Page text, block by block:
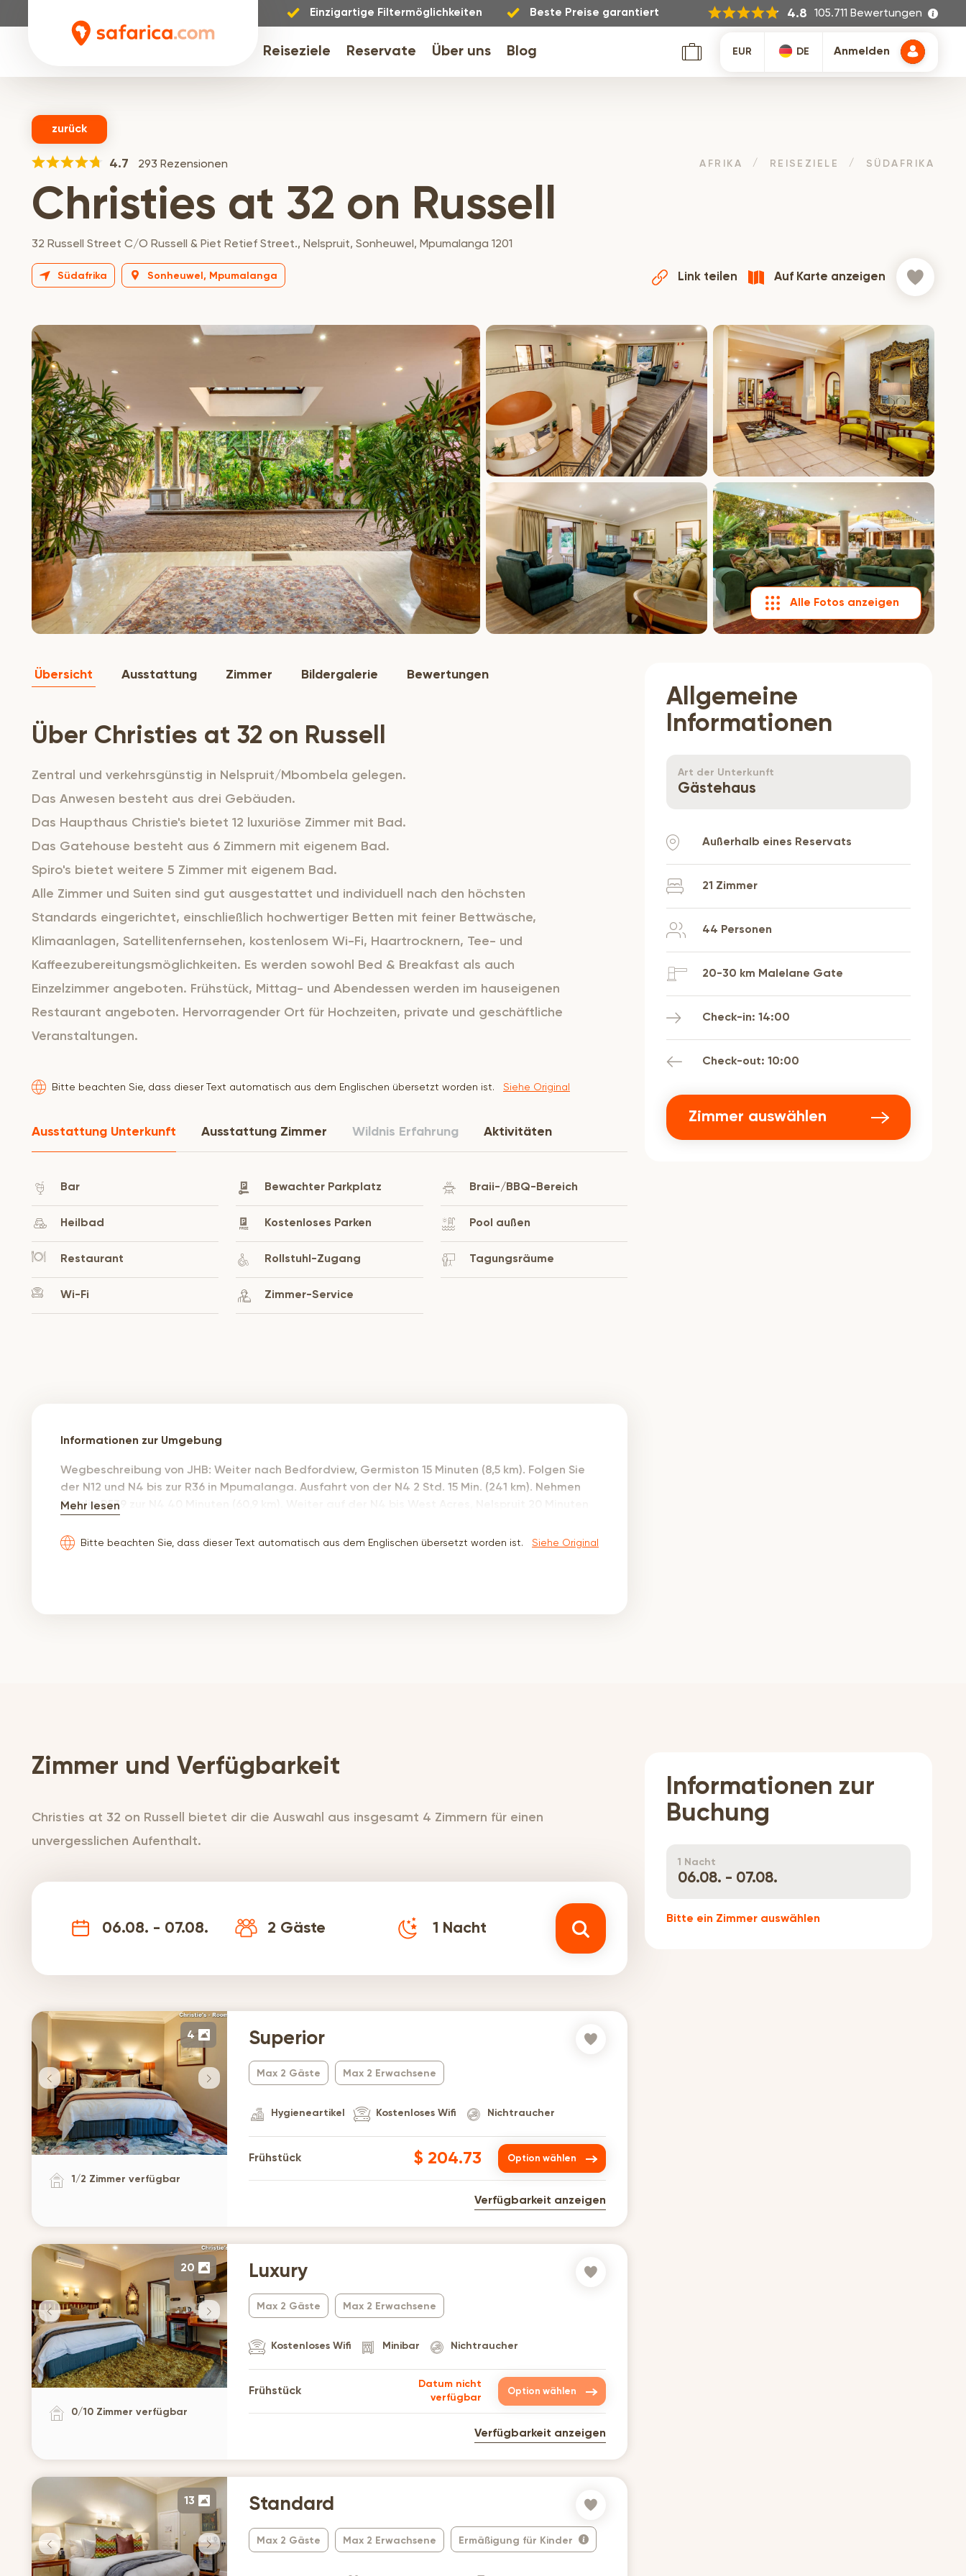
Einzigartige Filtermöglichkeiten Beste Preise garantiert 4.8 105.711 Bewertungen
Reiseziele Reservate Über uns Blog EUR DE Anmelden
zurück
4.7 293 Rezensionen AFRIKA REISEZIELE SÜDAFRIKA
Christies at 32 on Russell
32 Russell Street C/O Russell & Piet Retief Street., Nelspruit, Sonheuwel, Mpumalanga 1201
Südafrika Sonheuwel, Mpumalanga Link teilen Auf Karte anzeigen
Alle Fotos anzeigen
Übersicht Ausstattung Zimmer Bildergalerie Bewertungen
Über Christies at 32 on Russell
Zentral und verkehrsgünstig in Nelspruit/Mbombela gelegen.
Das Anwesen besteht aus drei Gebäuden.
Das Haupthaus Christie's bietet 12 luxuriöse Zimmer mit Bad.
Das Gatehouse besteht aus 6 Zimmern mit eigenem Bad.
Spiro's bietet weitere 5 Zimmer mit eigenem Bad.
Alle Zimmer und Suiten sind gut ausgestattet und individuell nach den höchsten
Standards eingerichtet, einschließlich hochwertiger Betten mit feiner Bettwäsche,
Klimaanlagen, Satellitenfernsehen, kostenlosem Wi-Fi, Haartrocknern, Tee- und
Kaffeezubereitungsmöglichkeiten. Es werden sowohl Bed & Breakfast als auch
Einzelzimmer angeboten. Frühstück, Mittag- und Abendessen werden im hauseigenen
Restaurant angeboten. Hervorragender Ort für Hochzeiten, private und geschäftliche
Veranstaltungen.
Bitte beachten Sie, dass dieser Text automatisch aus dem Englischen übersetzt worden ist. Siehe Original
Ausstattung Unterkunft Ausstattung Zimmer Wildnis Erfahrung Aktivitäten
Bar Bewachter Parkplatz Braii-/BBQ-Bereich
Heilbad Kostenloses Parken Pool außen
Restaurant Rollstuhl-Zugang Tagungsräume
Wi-Fi Zimmer-Service
Informationen zur Umgebung
Wegbeschreibung von JHB: Weiter nach Bedfordview, Germiston 15 Minuten (8,5 km). Folgen Sie
der N12 und N4 bis zur R36 in Mpumalanga. Ausfahrt von der N4 2 Std. 15 Min. (241 km). Nehmen
Sie die R539 zur N4 40 Minuten (60,9 km). Weiter auf der N4 bis West Acres, Nelspruit 20 Minuten
Christie's in der Russel 32 32 Russel St, Sonheuwel, Nelspruit, 1201
Mehr lesen
Bitte beachten Sie, dass dieser Text automatisch aus dem Englischen übersetzt worden ist. Siehe Original
Allgemeine
Informationen
Art der Unterkunft
Gästehaus
Außerhalb eines Reservats
21 Zimmer
44 Personen
20-30 km Malelane Gate
Check-in: 14:00
Check-out: 10:00
Zimmer auswählen
Zimmer und Verfügbarkeit
Christies at 32 on Russell bietet dir die Auswahl aus insgesamt 4 Zimmern für einen
unvergesslichen Aufenthalt.
Informationen zur
Buchung
1 Nacht
06.08. - 07.08.
Bitte ein Zimmer auswählen
06.08. - 07.08. 2 Gäste 1 Nacht
4
1 /2 Zimmer verfügbar
Superior
Max 2 Gäste Max 2 Erwachsene
Hygieneartikel Kostenloses Wifi Nichtraucher
Frühstück $ 204.73 Option wählen
Verfügbarkeit anzeigen
20
0/10 Zimmer verfügbar
Luxury
Max 2 Gäste Max 2 Erwachsene
Kostenloses Wifi Minibar Nichtraucher
Frühstück
Datum nicht
verfügbar
Option wählen
Verfügbarkeit anzeigen
13 Standard
Max 2 Gäste Max 2 Erwachsene Ermäßigung für Kinder